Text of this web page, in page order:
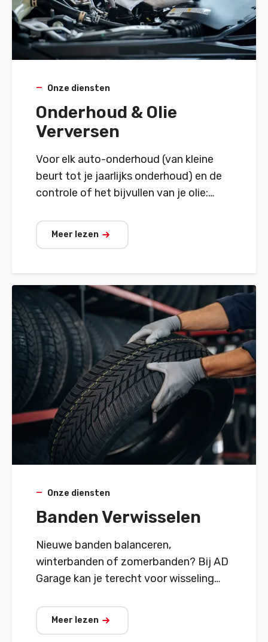
Onze diensten
Onderhoud & Olie
Verversen
Voor elk auto-onderhoud (van kleine
beurt tot je jaarlijks onderhoud) en de
controle of het bijvullen van je olie:
Meer lezen
Onze diensten
Banden Verwisselen
Nieuwe banden balanceren,
winterbanden of zomerbanden? Bij AD
Garage kan je terecht voor wisseling
Meer lezen